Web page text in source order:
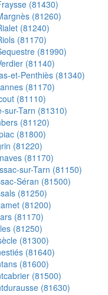
(81430)
(81260)
(81240)
(81170)
(81990)
(81140)
et-Penthiès (81340)
(81170)
(81110)
sur-Tarn (81310)
(81120)
(81800)
(81220)
(81170)
sur-Tarn (81150)
Séran (81500)
(81250)
(81200)
(81170)
(81250)
(81300)
(81640)
(81600)
(81500)
(81630)